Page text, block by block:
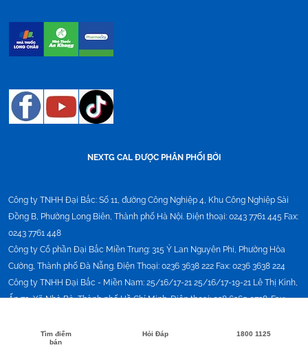
NEXTG CAL ĐƯỢC PHÂN PHỐI BỞI
Công ty TNHH Đại Bắc: Số 11, đường Công Nghiệp 4, Khu Công Nghiệp Sài
Đồng B, Phường Long Biên, Thành phố Hà Nội. Điện thoại: 0243 7761 445 Fax:
0243 7761 448
Công ty Cổ phần Đại Bắc Miền Trung: 315 Ỷ Lan Nguyên Phi, Phường Hòa
Cường, Thành phố Đà Nẵng. Điện Thoại: 0236 3638 222 Fax: 0236 3638 224
Công ty TNHH Đại Bắc - Miền Nam: 25/16/17-21 25/16/17-19-21 Lê Thị Kỉnh,
Ấp 72, Xã Nhà Bè, Thành phố Hồ Chí Minh. Điện thoại: 028 6265 0738. Fax:
Tìm điểm
bán
Hỏi Đáp 1800 1125